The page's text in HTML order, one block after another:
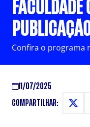
FACULDADE
Confira o programa
11/07/2025
COMPARTILHAR: